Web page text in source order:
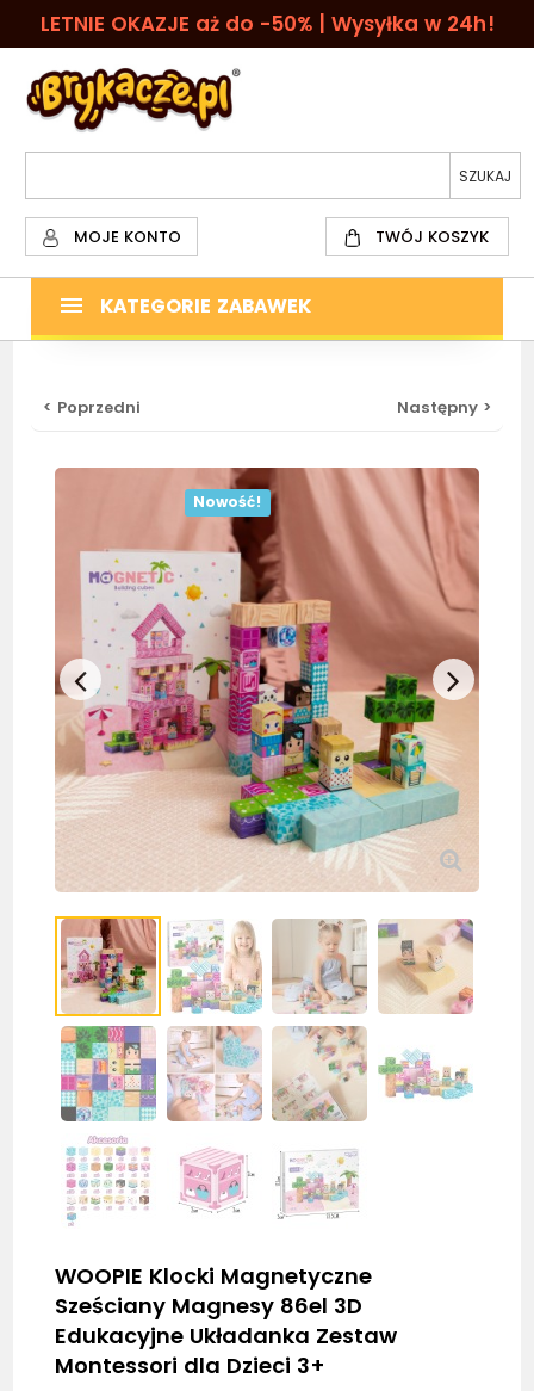
LETNIE OKAZJE aż do -50% | Wysyłka w 24h!
MOJE KONTO TWÓJ KOSZYK
KATEGORIE ZABAWEK
< Poprzedni Następny >
Nowość!
WOOPIE Klocki Magnetyczne
Sześciany Magnesy 86el 3D
Edukacyjne Układanka Zestaw
Montessori dla Dzieci 3+